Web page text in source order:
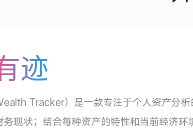
迹
Tracker）是一款专注于个人资产分
务现状；结合每种资产的特性和当前经济